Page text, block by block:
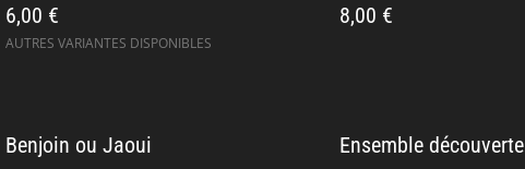
6,00 €
AUTRES VARIANTES DISPONIBLES
8,00 €
Benjoin ou Jaoui Ensemble découverte